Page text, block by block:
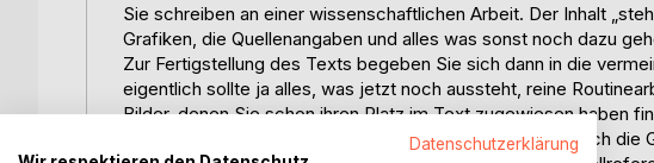
Sie schreiben an einer wissenschaftlichen Arbeit. Der Inhalt
Grafiken, die Quellenangaben und alles was sonst noch dazu
Zur Fertigstellung des Texts begeben Sie sich dann in die
eigentlich sollte ja alles, was jetzt noch aussteht, reine
Bilder, denen Sie schon ihren Platz im Text zugewiesen haben
folgen dem Zufallsprinzip und spazieren unkontrolliert durch
Datenschutzerklärung